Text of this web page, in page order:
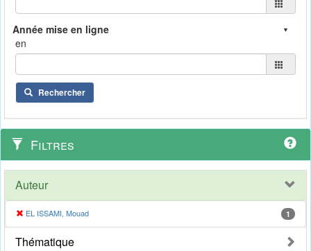
en
Rechercher
Filtres
Auteur
EL ISSAMI, Mouad 1
Thématique